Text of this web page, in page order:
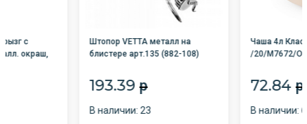
с
окраш,
Штопор VETTA металл на
блистере арт.135 (882-108)
193.39 p
В наличии: 23
Чаша 4л
/20/М7672/
72.84 p
В наличии: 6